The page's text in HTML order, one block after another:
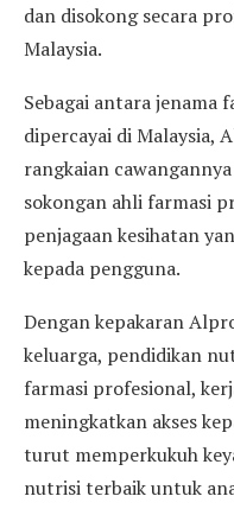
dan disokong secara
Malaysia.
Sebagai antara jenama
dipercayai di Malaysia,
rangkaian
sokongan ahli farmasi
penjagaan kesihatan
kepada pengguna.
Dengan kepakaran
keluarga, pendidikan
farmasi profesional,
meningkatkan akses
turut memperkukuh
nutrisi terbaik untuk